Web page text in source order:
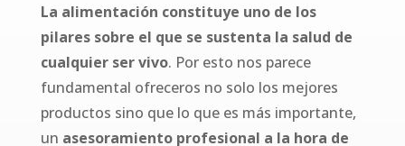
La alimentación constituye uno de los
pilares sobre el que se sustenta la salud de
cualquier ser vivo. Por esto nos parece
fundamental ofreceros no solo los mejores
productos sino que lo que es más importante,
un asesoramiento profesional a la hora de